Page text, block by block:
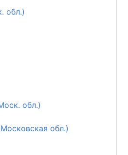
обл.)
обл.)
обл.)